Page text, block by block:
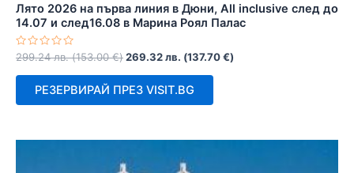
Лято 2026 на първа линия в Дюни, Аll inclusive след до
14.07 и след16.08 в Марина Роял Палас
Оценено
с
0
299.24лв. (153.00€)269.32лв. (137.70€)
РЕЗЕРВИРАЙ ПРЕЗ VISIT.BG